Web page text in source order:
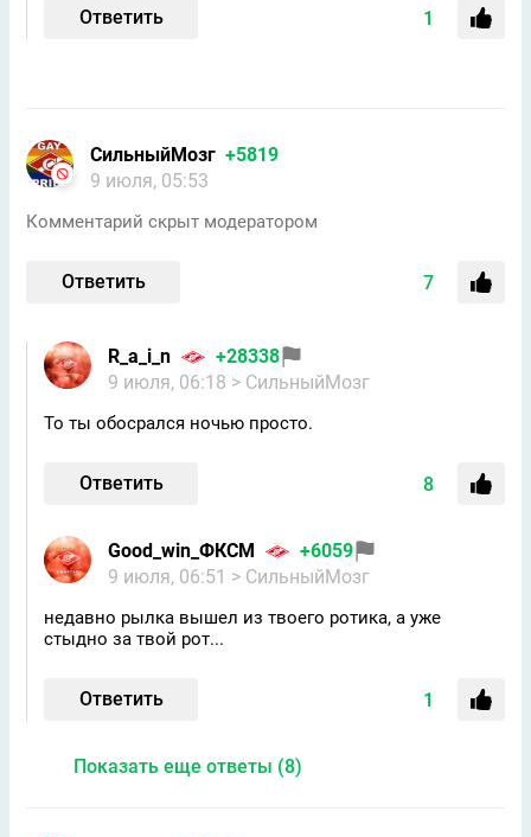
Ответить 1
СильныйМозг +5819
9 июля, 05:53
Комментарий скрыт модератором
Ответить 7
R_a_i_n
+28338
9 июля, 06:18 > СильныйМозг
То ты обосрался ночью просто.
Ответить 8
Good_win_ФКСМ
+6059
9 июля, 06:51 > СильныйМозг
недавно рылка вышел из твоего ротика, а уже
стыдно за твой рот...
Ответить 1
Показать еще ответы (8)